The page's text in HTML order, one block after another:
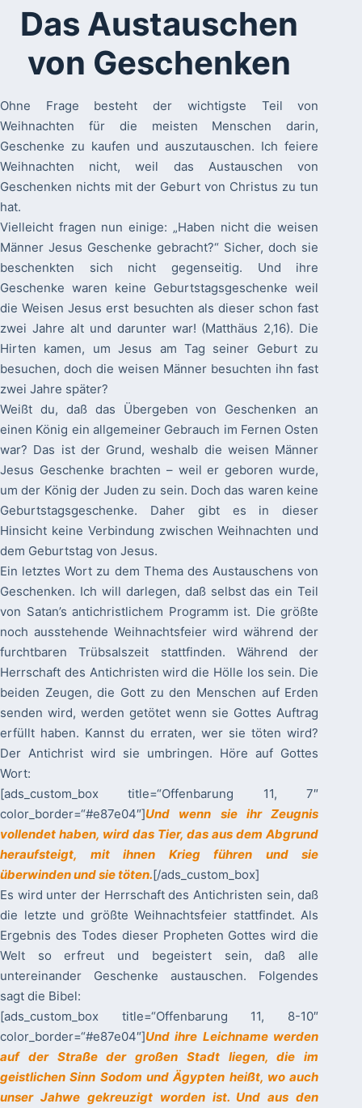
Das Austauschen
von Geschenken
Ohne Frage besteht der wichtigste Teil von
Weihnachten für die meisten Menschen darin,
Geschenke zu kaufen und auszutauschen. Ich feiere
Weihnachten nicht, weil das Austauschen von
Geschenken nichts mit der Geburt von Christus zu tun
hat.
Vielleicht fragen nun einige: „Haben nicht die weisen
Männer Jesus Geschenke gebracht?“ Sicher, doch sie
beschenkten sich nicht gegenseitig. Und ihre
Geschenke waren keine Geburtstagsgeschenke weil
die Weisen Jesus erst besuchten als dieser schon fast
zwei Jahre alt und darunter war! (Matthäus 2,16). Die
Hirten kamen, um Jesus am Tag seiner Geburt zu
besuchen, doch die weisen Männer besuchten ihn fast
zwei Jahre später?
Weißt du, daß das Übergeben von Geschenken an
einen König ein allgemeiner Gebrauch im Fernen Osten
war? Das ist der Grund, weshalb die weisen Männer
Jesus Geschenke brachten – weil er geboren wurde,
um der König der Juden zu sein. Doch das waren keine
Geburtstagsgeschenke. Daher gibt es in dieser
Hinsicht keine Verbindung zwischen Weihnachten und
dem Geburtstag von Jesus.
Ein letztes Wort zu dem Thema des Austauschens von
Geschenken. Ich will darlegen, daß selbst das ein Teil
von Satan’s antichristlichem Programm ist. Die größte
noch ausstehende Weihnachtsfeier wird während der
furchtbaren Trübsalszeit stattfinden. Während der
Herrschaft des Antichristen wird die Hölle los sein. Die
beiden Zeugen, die Gott zu den Menschen auf Erden
senden wird, werden getötet wenn sie Gottes Auftrag
erfüllt haben. Kannst du erraten, wer sie töten wird?
Der Antichrist wird sie umbringen. Höre auf Gottes
Wort:
[ads_custom_box title=“Offenbarung 11, 7″
color_border=“#e87e04″]Und wenn sie ihr Zeugnis
vollendet haben, wird das Tier, das aus dem Abgrund
heraufsteigt, mit ihnen Krieg führen und sie
überwinden und sie töten.[/ads_custom_box]
Es wird unter der Herrschaft des Antichristen sein, daß
die letzte und größte Weihnachtsfeier stattfindet. Als
Ergebnis des Todes dieser Propheten Gottes wird die
Welt so erfreut und begeistert sein, daß alle
untereinander Geschenke austauschen. Folgendes
sagt die Bibel:
[ads_custom_box title=“Offenbarung 11, 8-10″
color_border=“#e87e04″]Und ihre Leichname werden
auf der Straße der großen Stadt liegen, die im
geistlichen Sinn Sodom und Ägypten heißt, wo auch
unser Jahwe gekreuzigt worden ist. Und aus den